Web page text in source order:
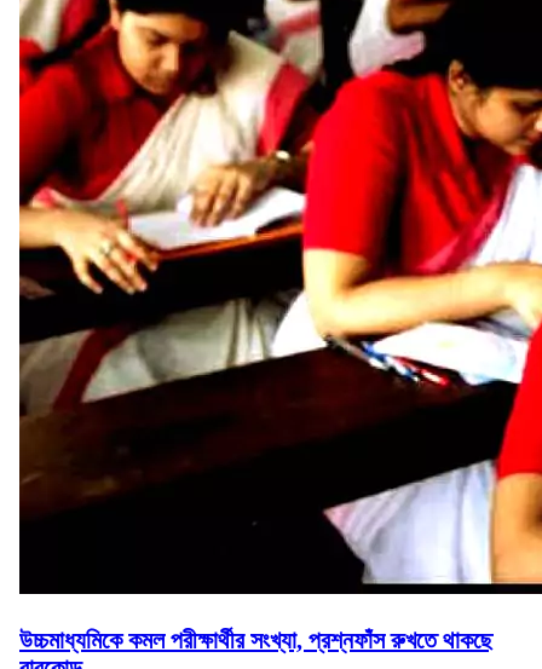
উচ্চমাধ্যমিকে কমল পরীক্ষার্থীর সংখ্যা, প্রশ্নফাঁস রুখতে থাকছে